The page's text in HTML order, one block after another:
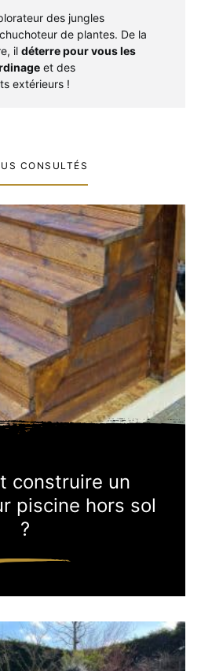
des jungles
de plantes. De la
il déterre pour vous les
et des
extérieurs !
CONSULTÉS
construire un
piscine hors sol
?